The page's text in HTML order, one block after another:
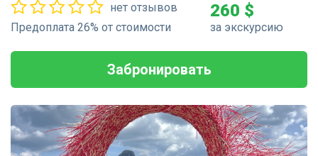
нет отзывов
Предоплата 26% от стоимости
260 $
за экскурсию
Забронировать